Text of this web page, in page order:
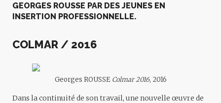
GEORGES ROUSSE PAR DES JEUNES EN
INSERTION PROFESSIONNELLE.
COLMAR / 2016
Georges ROUSSE Colmar 2016, 2016
Dans la continuité de son travail, une nouvelle œuvre de